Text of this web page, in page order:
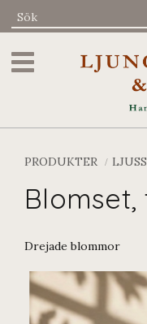
Meny
PRODUKTER
Drejade blommor